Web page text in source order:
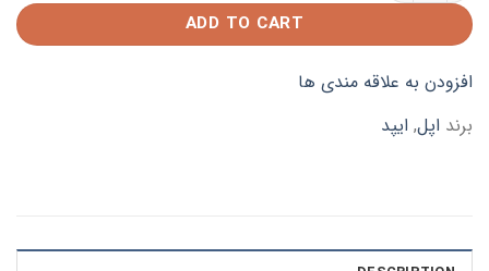
ADD TO CART
افزودن به علاقه مندی ها
برند اپل, ایپد